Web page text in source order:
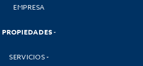
EMPRESA
PROPIEDADES
SERVICIOS